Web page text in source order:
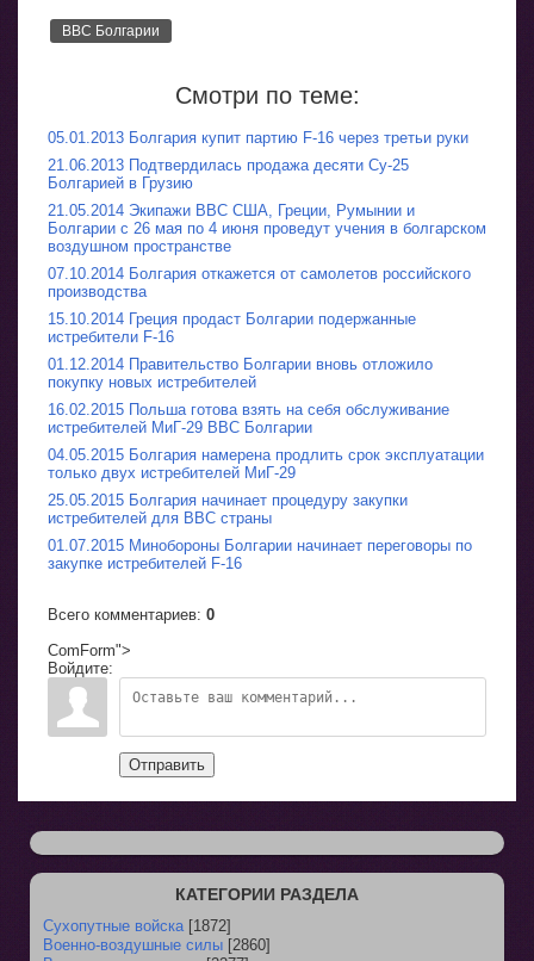
ВВС Болгарии
Смотри по теме:
05.01.2013 Болгария купит партию F-16 через третьи руки
21.06.2013 Подтвердилась продажа десяти Су-25
Болгарией в Грузию
21.05.2014 Экипажи ВВС США, Греции, Румынии и
Болгарии с 26 мая по 4 июня проведут учения в болгарском
воздушном пространстве
07.10.2014 Болгария откажется от самолетов российского
производства
15.10.2014 Греция продаст Болгарии подержанные
истребители F-16
01.12.2014 Правительство Болгарии вновь отложило
покупку новых истребителей
16.02.2015 Польша готова взять на себя обслуживание
истребителей МиГ-29 ВВС Болгарии
04.05.2015 Болгария намерена продлить срок эксплуатации
только двух истребителей МиГ-29
25.05.2015 Болгария начинает процедуру закупки
истребителей для ВВС страны
01.07.2015 Минобороны Болгарии начинает переговоры по
закупке истребителей F-16
Всего комментариев: 0
ComForm">
Войдите:
Отправить
КАТЕГОРИИ РАЗДЕЛА
Сухопутные войска [1872]
Военно-воздушные силы [2860]